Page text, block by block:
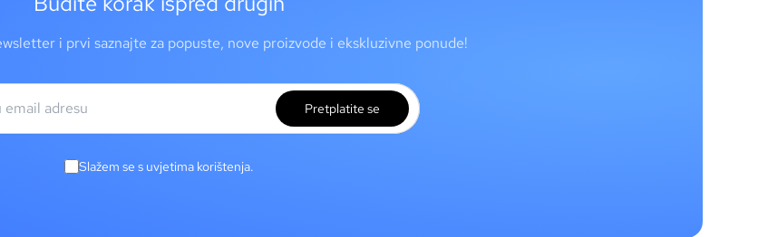
i prvi saznajte za popuste, nove proizvode i ekskluzivne ponude!
Pretplatite se
Slažem se s uvjetima korištenja.